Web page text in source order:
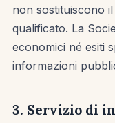
non sostituiscono
qualificato. La
economici né esiti
informazioni
3. Servizio di